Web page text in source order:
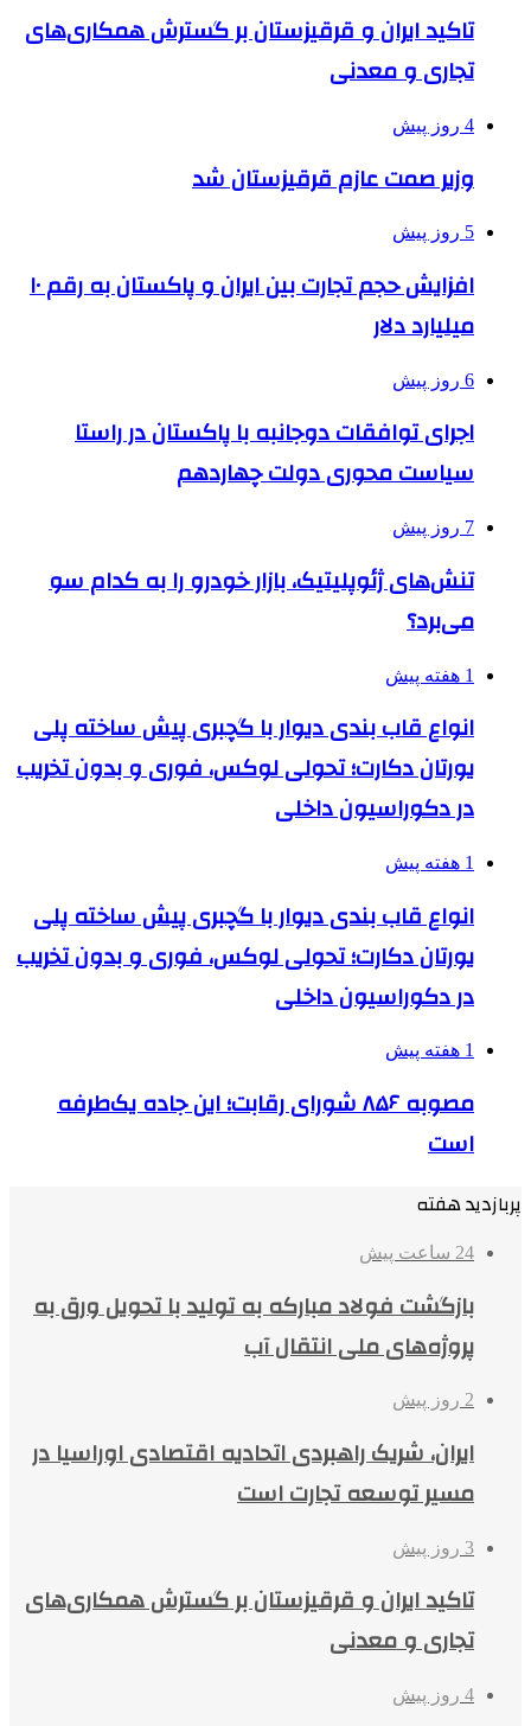
تاکید ایران و قرقیزستان بر گسترش همکاری‌های
تجاری و معدنی
4 روز پیش
وزیر صمت عازم قرقیزستان شد
5 روز پیش
افزایش حجم تجارت بین ایران و پاکستان به رقم ۱۰
میلیارد دلار
6 روز پیش
اجرای توافقات دوجانبه با پاکستان در راستا
سیاست محوری دولت چهاردهم
7 روز پیش
تنش‌های ژئوپلیتیک، بازار خودرو را به کدام سو
می‌برد؟
1 هفته پیش
انواع قاب بندی دیوار با گچبری پیش ساخته پلی
یورتان دکارت؛ تحولی لوکس، فوری و بدون تخریب
در دکوراسیون داخلی
1 هفته پیش
انواع قاب بندی دیوار با گچبری پیش ساخته پلی
یورتان دکارت؛ تحولی لوکس، فوری و بدون تخریب
در دکوراسیون داخلی
1 هفته پیش
مصوبه ۸۵۶ شورای رقابت؛ این جاده یک‌طرفه
است
پربازدید هفته
24 ساعت پیش
بازگشت فولاد مبارکه به تولید با تحویل ورق به
پروژه‌های ملی انتقال آب
2 روز پیش
ایران، شریک راهبردی اتحادیه اقتصادی اوراسیا در
مسیر توسعه تجارت است
3 روز پیش
تاکید ایران و قرقیزستان بر گسترش همکاری‌های
تجاری و معدنی
4 روز پیش